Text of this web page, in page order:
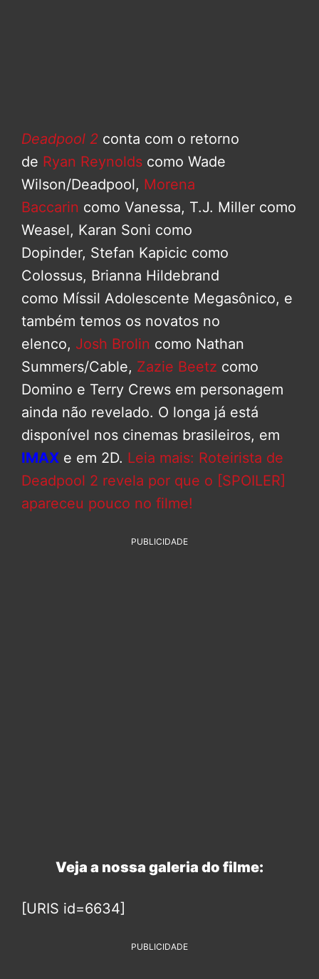
Deadpool 2 conta com o retorno
de Ryan Reynolds como Wade
Wilson/Deadpool, Morena
Baccarin como Vanessa, T.J. Miller como
Weasel, Karan Soni como
Dopinder, Stefan Kapicic como
Colossus, Brianna Hildebrand
como Míssil Adolescente Megasônico, e
também temos os novatos no
elenco, Josh Brolin como Nathan
Summers/Cable, Zazie Beetz como
Domino e Terry Crews em personagem
ainda não revelado. O longa já está
disponível nos cinemas brasileiros, em
IMAX e em 2D. Leia mais: Roteirista de
Deadpool 2 revela por que o [SPOILER]
apareceu pouco no filme!
PUBLICIDADE
Veja a nossa galeria do filme:
[URIS id=6634]
PUBLICIDADE